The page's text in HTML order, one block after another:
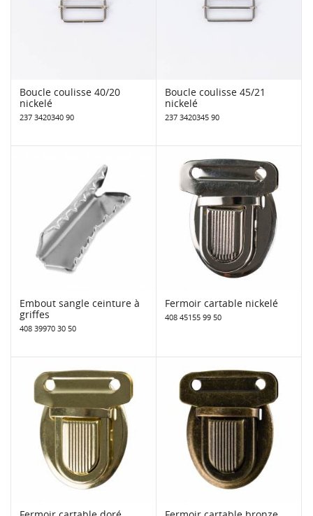
Boucle coulisse 40/20
nickelé
237 3420340 90
Boucle coulisse 45/21
nickelé
237 3420345 90
Embout sangle ceinture à
griffes
408 39970 30 50
Fermoir cartable nickelé
408 45155 99 50